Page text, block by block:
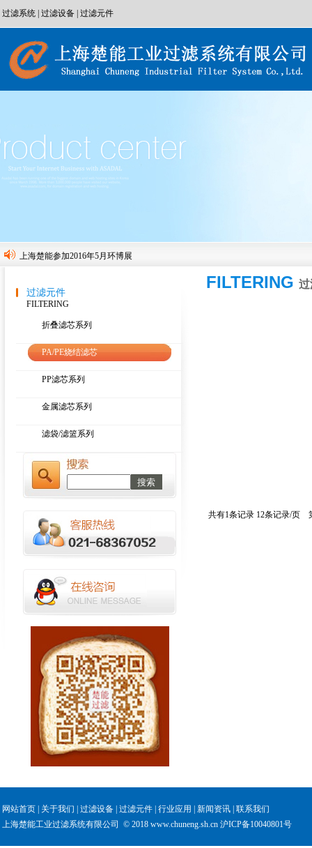
过滤系统 过滤设备 过滤元件
上海楚能参加2016年5月环博展
液体袋式过滤器系统的优点
橡胶真空带式过滤机的基本知识
我国过滤器行业前景看好
过滤元件
FILTERING
折叠滤芯系列
PA/PE烧结滤芯
PP滤芯系列
金属滤芯系列
滤袋/滤篮系列
FILTERING 过
共有1条记录 12条记录/页
网站首页 关于我们 过滤设备 过滤元件 行业应用 新闻资讯 联系我们
上海楚能工业过滤系统有限公司 © 2018 www.chuneng.sh.cn 沪ICP备10040801号